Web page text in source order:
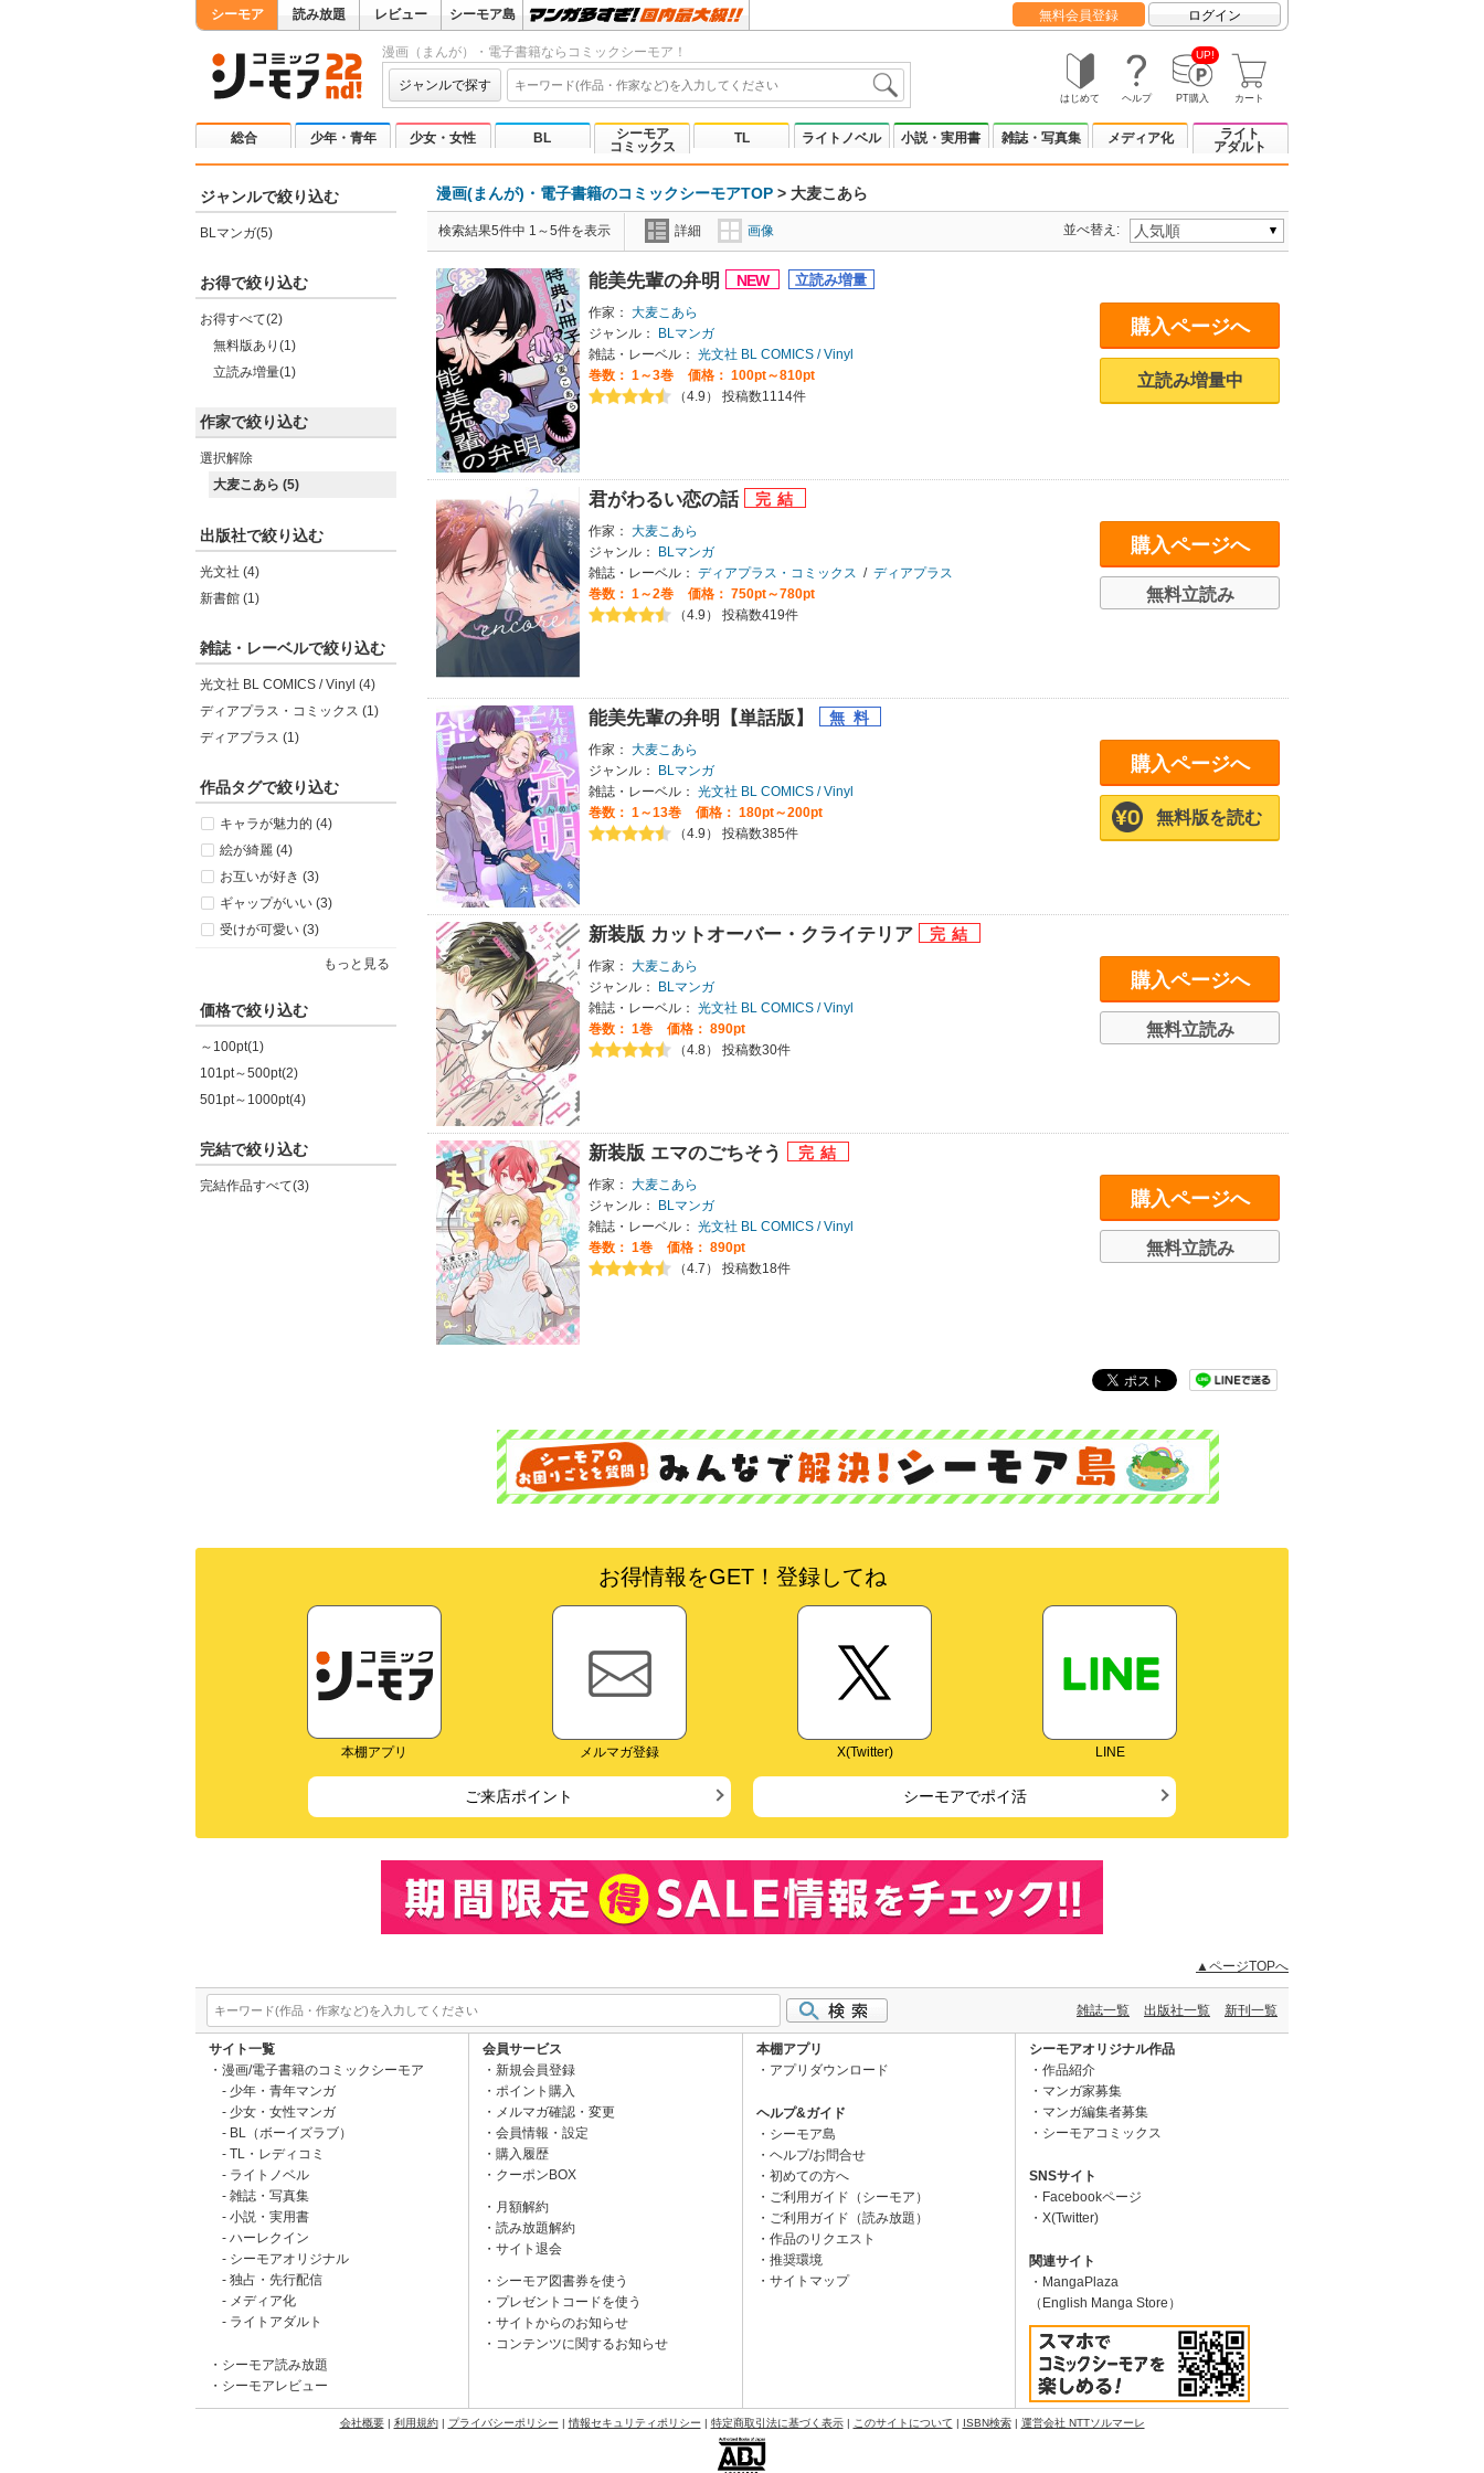
シーモア 読み放題 レビュー シーモア島 無料会員登録 ログイン
漫画（まんが）・電子書籍ならコミックシーモア！
ジャンルで探す
はじめて ヘルプ
UP!
PT購入 カート
総合 少年・青年 少女・女性 BL
シーモア
コミックス
TL ライトノベル 小説・実用書 雑誌・写真集 メディア化
ライト
アダルト
ジャンルで絞り込む
BLマンガ(5)
お得で絞り込む
お得すべて(2)
無料版あり(1)
立読み増量(1)
作家で絞り込む
選択解除
大麦こあら (5)
出版社で絞り込む
光文社 (4)
新書館 (1)
雑誌・レーベルで絞り込む
光文社 BL COMICS / Vinyl (4)
ディアプラス・コミックス (1)
ディアプラス (1)
作品タグで絞り込む
キャラが魅力的 (4)
絵が綺麗 (4)
お互いが好き (3)
ギャップがいい (3)
受けが可愛い (3)
もっと見る
価格で絞り込む
～100pt(1)
101pt～500pt(2)
501pt～1000pt(4)
完結で絞り込む
完結作品すべて(3)
漫画(まんが)・電子書籍のコミックシーモアTOP > 大麦こあら
検索結果5件中 1～5件を表示 詳細 画像 並べ替え:
能美先輩の弁明
作家： 大麦こあら
ジャンル：
BLマンガ
雑誌・レーベル： 光文社 BL COMICS / Vinyl
巻数： 1～3巻
価格： 100pt～810pt
（4.9） 投稿数1114件
購入ページへ
立読み増量中
君がわるい恋の話
作家： 大麦こあら
ジャンル：
BLマンガ
雑誌・レーベル： ディアプラス・コミックス / ディアプラス
巻数： 1～2巻
価格： 750pt～780pt
（4.9） 投稿数419件
購入ページへ
無料立読み
能美先輩の弁明【単話版】
作家： 大麦こあら
ジャンル：
BLマンガ
雑誌・レーベル： 光文社 BL COMICS / Vinyl
巻数： 1～13巻
価格： 180pt～200pt
（4.9） 投稿数385件
購入ページへ
無料版を読む
新装版 カットオーバー・クライテリア
作家： 大麦こあら
ジャンル：
BLマンガ
雑誌・レーベル： 光文社 BL COMICS / Vinyl
巻数： 1巻
価格： 890pt
（4.8） 投稿数30件
購入ページへ
無料立読み
新装版 エマのごちそう
作家： 大麦こあら
ジャンル：
BLマンガ
雑誌・レーベル： 光文社 BL COMICS / Vinyl
巻数： 1巻
価格： 890pt
（4.7） 投稿数18件
購入ページへ
無料立読み
お得情報をGET！登録してね
本棚アプリ メルマガ登録 X(Twitter) LINE
ご来店ポイント シーモアでポイ活
▲ページTOPへ
雑誌一覧 出版社一覧 新刊一覧
サイト一覧
漫画/電子書籍のコミックシーモア
少年・青年マンガ
少女・女性マンガ
BL（ボーイズラブ）
TL・レディコミ
ライトノベル
雑誌・写真集
小説・実用書
ハーレクイン
シーモアオリジナル
独占・先行配信
メディア化
ライトアダルト
シーモア読み放題
シーモアレビュー
会員サービス
新規会員登録
ポイント購入
メルマガ確認・変更
会員情報・設定
購入履歴
クーポンBOX
月額解約
読み放題解約
サイト退会
シーモア図書券を使う
プレゼントコードを使う
サイトからのお知らせ
コンテンツに関するお知らせ
本棚アプリ
アプリダウンロード
ヘルプ&ガイド
シーモア島
ヘルプ/お問合せ
初めての方へ
ご利用ガイド（シーモア）
ご利用ガイド（読み放題）
作品のリクエスト
推奨環境
サイトマップ
シーモアオリジナル作品
作品紹介
マンガ家募集
マンガ編集者募集
シーモアコミックス
SNSサイト
Facebookページ
X(Twitter)
関連サイト
MangaPlaza
（English Manga Store）
会社概要| 利用規約| プライバシーポリシー | 情報セキュリティポリシー | 特定商取引法に基づく表示| このサイトについて | ISBN検索| 運営会社 NTTソルマーレ